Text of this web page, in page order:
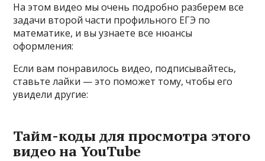
На этом видео мы очень подробно разберем все
задачи второй части профильного ЕГЭ по
математике, и вы узнаете все нюансы
оформления:
Если вам понравилось видео, подписывайтесь,
ставьте лайки — это поможет тому, чтобы его
увидели другие:
Тайм-коды для просмотра этого
видео на YouTube